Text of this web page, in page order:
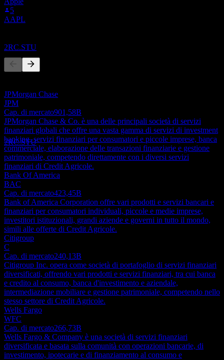
Ex-dividendo
15
SEP 28
2RC.STU
Pagamento del dividendo
26
SEP 28
Credit Corp Group
Stimato
2RC.STU
5
AAPL
JPMorgan Chase
JPM
Cap. di mercato901,58B
JPMorgan Chase & Co. è una delle principali società di servizi
finanziari globali che offre una vasta gamma di servizi di investment
banking, servizi finanziari per consumatori e piccole imprese, banca
commerciale, elaborazione delle transazioni finanziarie e gestione
patrimoniale, competendo direttamente con i diversi servizi
finanziari di Credit Agricole.
Bank Of America
BAC
Cap. di mercato423,45B
Bank of America Corporation offre vari prodotti e servizi bancari e
finanziari per consumatori individuali, piccole e medie imprese,
investitori istituzionali, grandi aziende e governi in tutto il mondo,
simili alle offerte di Credit Agricole.
Citigroup
C
Cap. di mercato240,13B
Citigroup Inc. opera come società di portafoglio di servizi finanziari
diversificati, offrendo vari prodotti e servizi finanziari, tra cui banca
e credito al consumo, banca d'investimento e aziendale,
intermediazione mobiliare e gestione patrimoniale, competendo nello
stesso settore di Credit Agricole.
Wells Fargo
WFC
Cap. di mercato266,73B
Wells Fargo & Company è una società di servizi finanziari
diversificata e basata sulla comunità con operazioni bancarie, di
investimento, ipotecarie e di finanziamento al consumo e